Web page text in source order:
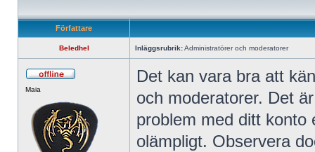
Författare
Beledhel Inläggsrubrik:Administratörer och moderatorer
Maia
Det kan vara bra att
och moderatorer. Det
problem med ditt konto
olämpligt. Observera